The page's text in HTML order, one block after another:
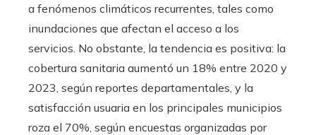
a fenómenos climáticos recurrentes, tales como
inundaciones que afectan el acceso a los
servicios. No obstante, la tendencia es positiva: la
cobertura sanitaria aumentó un 18% entre 2020 y
2023, según reportes departamentales, y la
satisfacción usuaria en los principales municipios
roza el 70%, según encuestas organizadas por